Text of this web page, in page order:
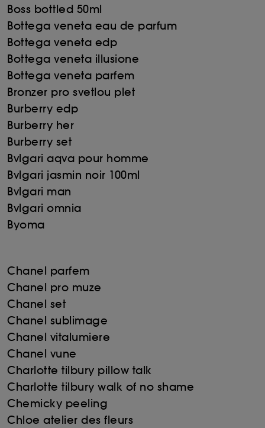
Boss bottled 50ml
Bottega veneta eau de parfum
Bottega veneta edp
Bottega veneta illusione
Bottega veneta parfem
Bronzer pro svetlou plet
Burberry edp
Burberry her
Burberry set
Bvlgari aqva pour homme
Bvlgari jasmin noir 100ml
Bvlgari man
Bvlgari omnia
Byoma
Chanel parfem
Chanel pro muze
Chanel set
Chanel sublimage
Chanel vitalumiere
Chanel vune
Charlotte tilbury pillow talk
Charlotte tilbury walk of no shame
Chemicky peeling
Chloe atelier des fleurs